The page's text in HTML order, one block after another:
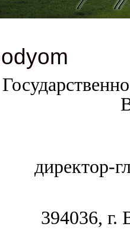
директор-
394036, г.